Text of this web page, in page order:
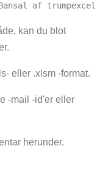
Bansal af
kan du blot
eller .xlsm -format.
-mail -id'er eller
herunder.